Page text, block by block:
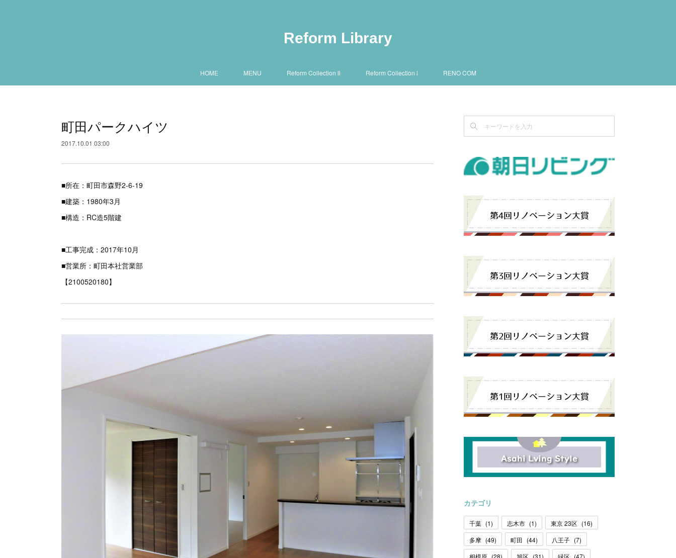
Reform Library
HOME MENU Reform Collection Ⅱ Reform Collection Ⅰ RENO COM
町田パークハイツ
2017.10.01 03:00
■所在：町田市森野2-6-19
■建築：1980年3月
■構造：RC造5階建
■工事完成：2017年10月
■営業所：町田本社営業部
【2100520180】
カテゴリ
千葉 (1) 志木市 (1) 東京 23区 (16)
多摩 (49) 町田 (44) 八王子 (7)
相模原 (28) 旭区 (31) 緑区 (47)